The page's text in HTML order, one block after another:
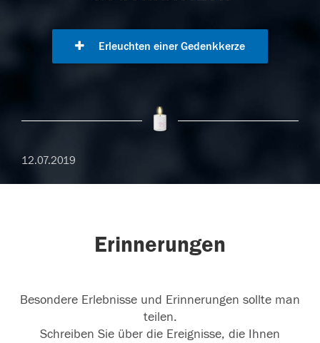
Erleuchten einer Gedenkkerze
12.07.2019
Erinnerungen
Besondere Erlebnisse und Erinnerungen sollte man
teilen.
Schreiben Sie über die Ereignisse, die Ihnen